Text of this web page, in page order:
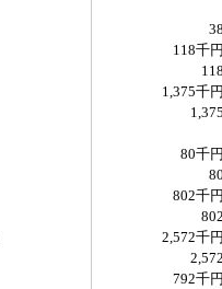
118千
1,375千
80千
802千
2,572千
792千